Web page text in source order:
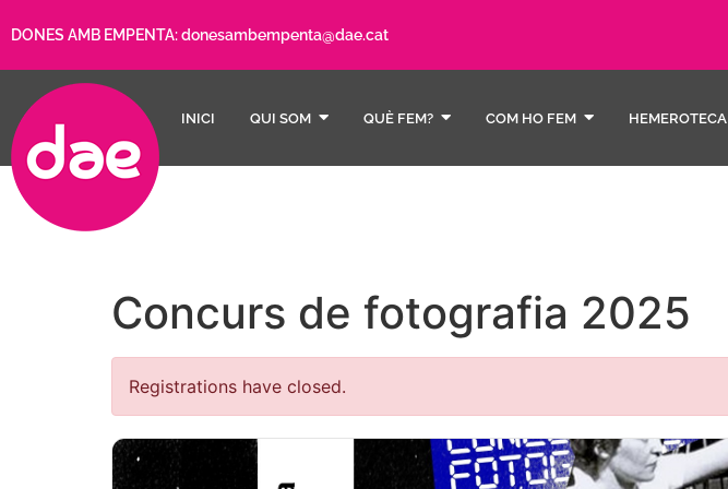
DONES AMB EMPENTA:donesambempenta@dae.cat
INICI QUI SOM QUÈ FEM? COM HO FEM HEMEROTECA
Concurs de fotografia 2025
Registrations have closed.